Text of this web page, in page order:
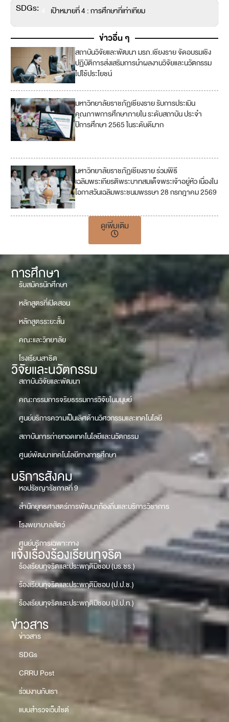
SDGs: เป้าหมายที่ 4 : การศึกษาที่เท่าเทียม
ข่าวอื่น ๆ
สถาบันวิจัยและพัฒนา มรภ.เชียงราย จัดอบรมเชิง
ปฏิบัติการส่งเสริมการนำผลงานวิจัยและนวัตกรรม
ไปใช้ประโยชน์
มหาวิทยาลัยราชภัฏเชียงราย รับการประเมิน
คุณภาพการศึกษาภายใน ระดับสถาบัน ประจำ
ปีการศึกษา 2565 ในระดับดีมาก
มหาวิทยาลัยราชภัฏเชียงราย ร่วมพิธี
เฉลิมพระเกียรติพระบาทสมเด็จพระเจ้าอยู่หัว เนื่องใน
โอกาสวันเฉลิมพระชนมพรรษา 28 กรกฎาคม 2569
ดูเพิ่มเติม
การศึกษา
รับสมัครนักศึกษา
หลักสูตรที่เปิดสอน
หลักสูตรระยะสั้น
คณะและวิทยาลัย
โรงเรียนสาธิต
วิจัยและนวัตกรรม
สถาบันวิจัยและพัฒนา
คณะกรรมการจริยธรรมการวิจัยในมนุษย์
ศูนย์บริการความเป็นเลิศด้านวิศวกรรมและเทคโนโลยี
สถาบันการถ่ายทอดเทคโนโลยีและนวัตกรรม
ศูนย์พัฒนาเทคโนโลยีทางการศึกษา
บริการสังคม
หอปรัชญารัชกาลที่ 9
สำนักยุทธศาสตร์การพัฒนาท้องถิ่นและบริการวิชาการ
โรงพยาบาลสัตว์
ศูนย์บริการเฉพาะทาง
แจ้งเรื่องร้องเรียนทุจริต
ร้องเรียนทุจริตและประพฤติมิชอบ (มร.ชร.)
ร้องเรียนทุจริตและประพฤติมิชอบ (ป.ป.ช.)
ร้องเรียนทุจริตและประพฤติมิชอบ (ป.ป.ท.)
ข่าวสาร
ข่าวสาร
SDGs
CRRU Post
ร่วมงานกับเรา
แบบสำรวจเว็บไซต์